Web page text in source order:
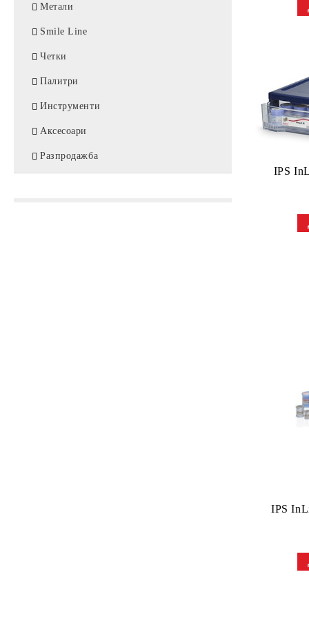
Цирконий / Zirconia
PMMA
Метал / CoCr
Титан / Titanium
Консумативи
Метали
Smile Line
Четки
Палитри
Инструменти
Аксесоари
Разпродажба
IPS
IPS